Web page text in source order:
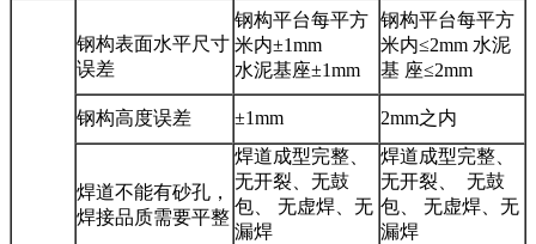
钢构表面水平尺寸
误差
钢构平台每平方
米内±1mm
水泥基座±1mm
钢构平台每平方
米内≤2mm 水泥
基 座≤2mm
钢构高度误差 ±1mm 2mm之内
焊道不能有砂孔，
焊接品质需要平整
焊道成型完整、
无开裂、无鼓
包、 无虚焊、无
漏焊
焊道成型完整、
无开裂、 无鼓
包、 无虚焊、无
漏焊